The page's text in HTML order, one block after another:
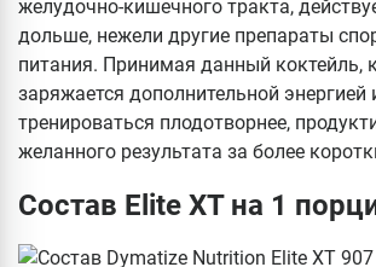
желудочно-кишечного тракта,
дольше, нежели другие препараты
питания. Принимая данный коктейль,
заряжается дополнительной
тренироваться плодотворнее,
желанного результата за более
Состав Elite XT на 1